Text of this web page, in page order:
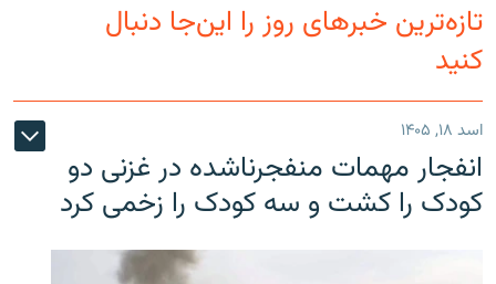
تازه‌ترین خبرهای روز را این‌جا دنبال
کنید
اسد ۱۸, ۱۴۰۵
انفجار مهمات منفجرناشده در غزنی دو
کودک را کشت و سه کودک را زخمی کرد